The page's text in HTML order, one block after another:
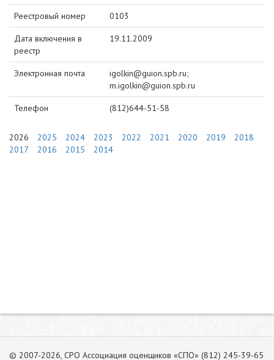
Реестровый номер 0103
Дата включения в
реестр
19.11.2009
Электронная почта
igolkin@guion.spb.ru;
m.igolkin@guion.spb.ru
Телефон (812)644-51-58
2026 2025 2024 2023 2022 2021 2020 2019
2018
2017
2016 2015 2014
© 2007-2026, СРО Ассоциация оценщиков «СПО» (812) 245-39-65